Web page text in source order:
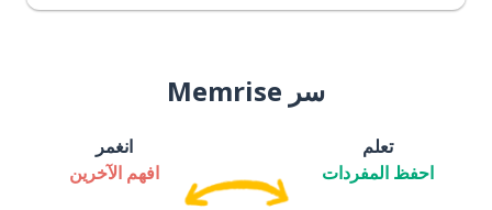
سر Memrise
تعلم
احفظ المفردات
انغمر
افهم الآخرين